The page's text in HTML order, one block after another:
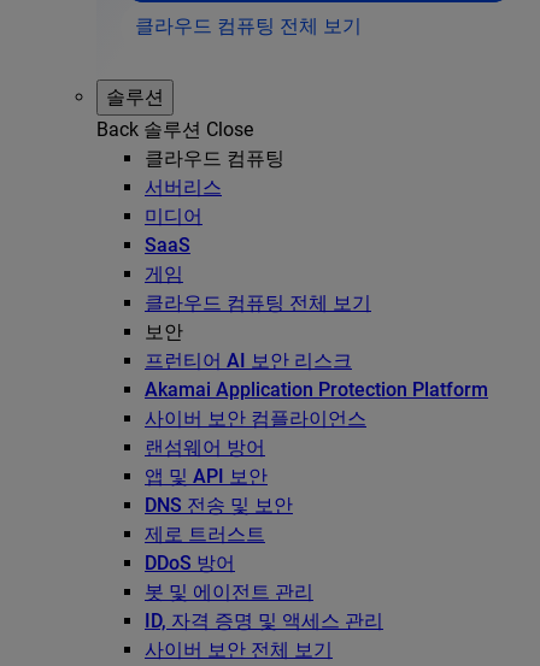
클라우드 컴퓨팅 전체 보기
솔루션
Back 솔루션 Close
클라우드 컴퓨팅
서버리스
미디어
SaaS
게임
클라우드 컴퓨팅 전체 보기
보안
프런티어 AI 보안 리스크
Akamai Application Protection Platform
사이버 보안 컴플라이언스
랜섬웨어 방어
앱 및 API 보안
DNS 전송 및 보안
제로 트러스트
DDoS 방어
봇 및 에이전트 관리
ID, 자격 증명 및 액세스 관리
사이버 보안 전체 보기